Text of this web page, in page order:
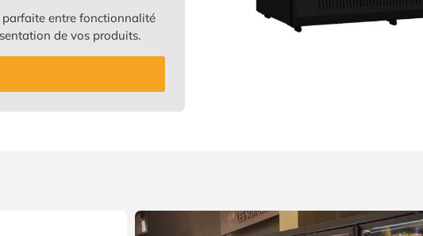
parfaite entre fonctionnalité
de vos produits.